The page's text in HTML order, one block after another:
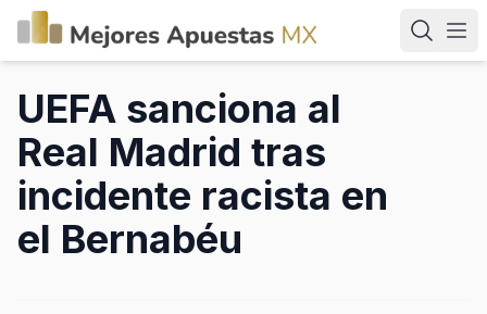
UEFA sanciona al
Real Madrid tras
incidente racista en
el Bernabéu